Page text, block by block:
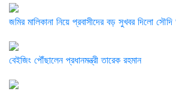
জমির মালিকানা নিয়ে প্রবাসীদের বড় সুখবর দিলো
বেইজিং পৌঁছালেন প্রধানমন্ত্রী তারেক রহমান